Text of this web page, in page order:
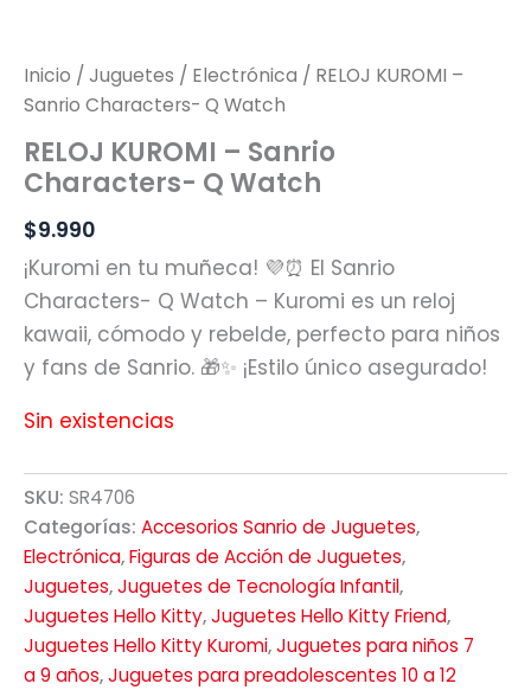
Inicio / Juguetes / Electrónica / RELOJ KUROMI –
Sanrio Characters- Q Watch
RELOJ KUROMI – Sanrio
Characters- Q Watch
$9.990
¡Kuromi en tu muñeca! 💜⏰ El Sanrio
Characters- Q Watch – Kuromi es un reloj
kawaii, cómodo y rebelde, perfecto para niños
y fans de Sanrio. 🎁✨ ¡Estilo único asegurado!
Sin existencias
SKU: SR4706
Categorías: Accesorios Sanrio de Juguetes,
Electrónica,Figuras de Acción de Juguetes,
Juguetes,Juguetes de Tecnología Infantil,
Juguetes Hello Kitty,Juguetes Hello Kitty Friend,
Juguetes Hello Kitty Kuromi,Juguetes para niños 7
a 9 años,Juguetes para preadolescentes 10 a 12